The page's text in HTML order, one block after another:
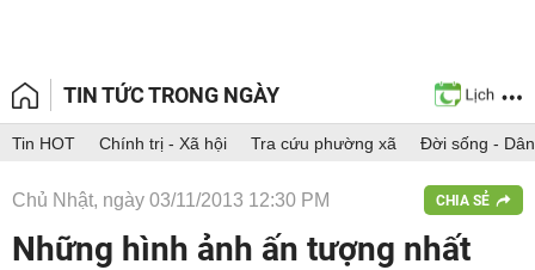
TIN TỨC TRONG NGÀY
Tin HOT Chính trị - Xã hội Tra cứu phường xã Đời sống -
Chủ Nhật, ngày 03/11/2013 12:30 PM CHIA SẺ
Những hình ảnh ấn tượng nhất